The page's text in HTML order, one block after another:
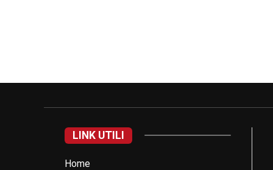
LINK UTILI
Home